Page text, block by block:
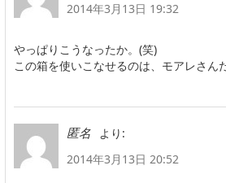
2014年3月13日 19:32
やっぱりこうなったか。(笑)
この箱を使いこなせるのは、モアレさん
匿名
より:
2014年3月13日 20:52